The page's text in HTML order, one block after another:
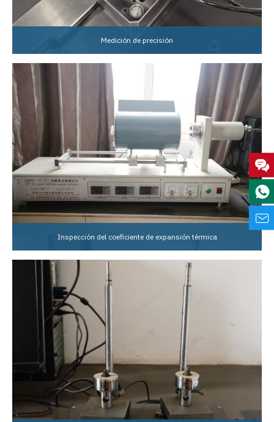
Medición de precisión
Inspección del coeficiente de expansión térmica